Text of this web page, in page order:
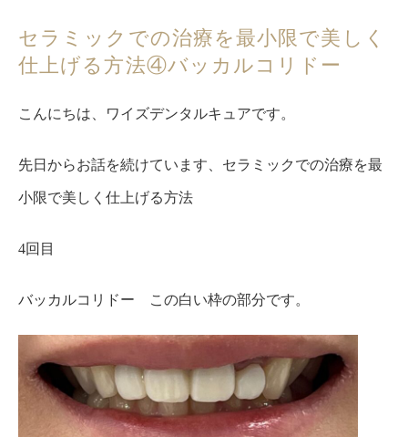
セラミックでの治療を最小限で美しく
仕上げる方法④バッカルコリドー
こんにちは、ワイズデンタルキュアです。
先日からお話を続けています、セラミックでの治療を最
小限で美しく仕上げる方法
4回目
バッカルコリドー この白い枠の部分です。